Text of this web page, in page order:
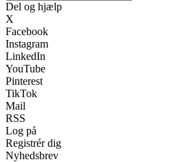
Del og hjælp
X
Facebook
Instagram
LinkedIn
YouTube
Pinterest
TikTok
Mail
RSS
Log på
Registrér dig
Nyhedsbrev